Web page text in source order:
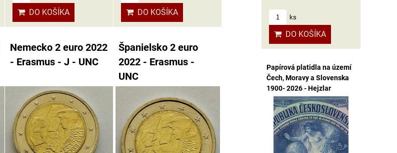
DO KOŠÍKA DO KOŠÍKA
Nemecko 2 euro 2022
- Erasmus - J - UNC
Španielsko 2 euro
2022 - Erasmus -
UNC
ks
DO KOŠÍKA
Papírová platidla na území
Čech, Moravy a Slovenska
1900- 2026 - Hejzlar